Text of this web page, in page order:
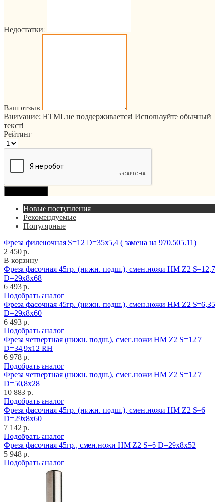
Недостатки:
Ваш отзыв
Внимание: HTML не поддерживается! Используйте обычный
текст!
Рейтинг
Новые поступления
Рекомендуемые
Популярные
Фреза филеночная S=12 D=35x5,4 ( замена на 970.505.11)
2 450 р.
В корзину
Фреза фасочная 45гр. (нижн. подш.), смен.ножи HM Z2 S=12,7
D=29x8x68
6 493 р.
Подобрать аналог
Фреза фасочная 45гр. (нижн. подш.), смен.ножи HM Z2 S=6,35
D=29x8x60
6 493 р.
Подобрать аналог
Фреза четвертная (нижн. подш.), смен.ножи HM Z2 S=12,7
D=34,9x12 RH
6 978 р.
Подобрать аналог
Фреза четвертная (нижн. подш.), смен.ножи HM Z2 S=12,7
D=50,8x28
10 883 р.
Подобрать аналог
Фреза фасочная 45гр. (нижн. подш.), смен.ножи HM Z2 S=6
D=29x8x60
7 142 р.
Подобрать аналог
Фреза фасочная 45гр., смен.ножи HM Z2 S=6 D=29x8x52
5 948 р.
Подобрать аналог